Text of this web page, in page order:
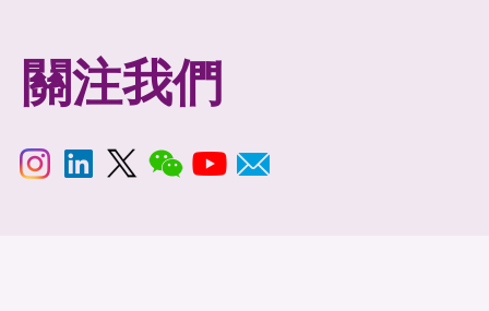
關注我們